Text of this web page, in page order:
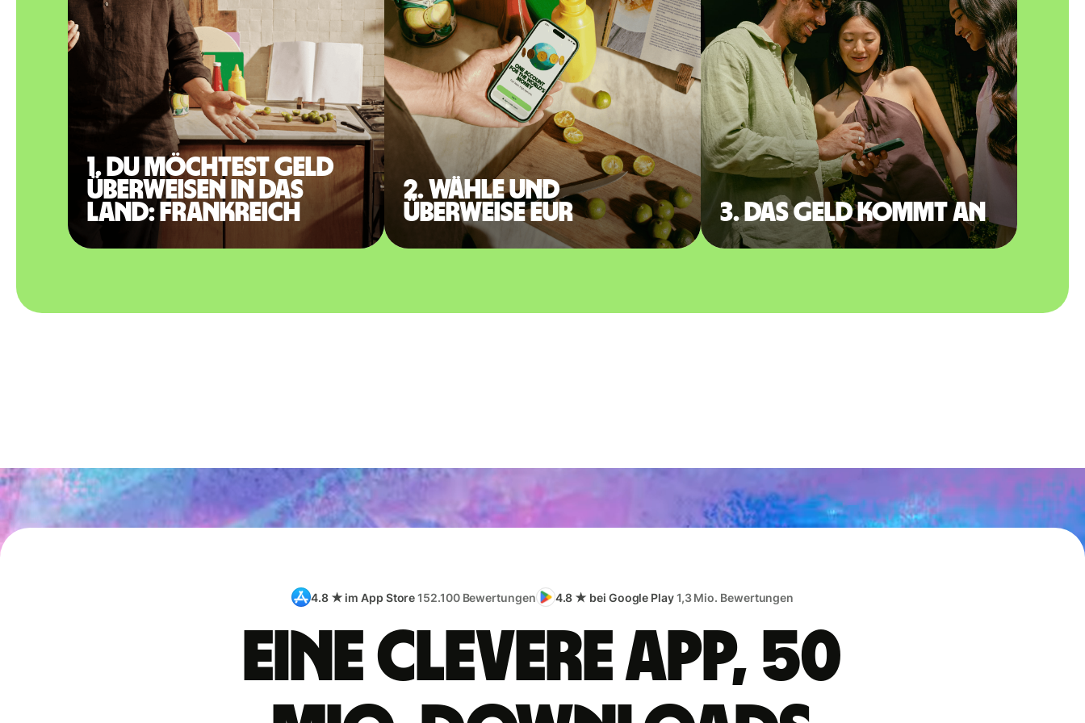
1. Du möchtest Geld
überweisen in das
Land: Frankreich
2. Wähle und
überweise EUR
3. Das Geld kommt an
4.8 ★ im App Store152.100 Bewertungen 4.8 ★ bei Google Play1,3 Mio. Bewertungen
Eine clevere App, 50